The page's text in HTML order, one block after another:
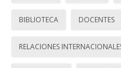
BIBLIOTECA DOCENTES
RELACIONES